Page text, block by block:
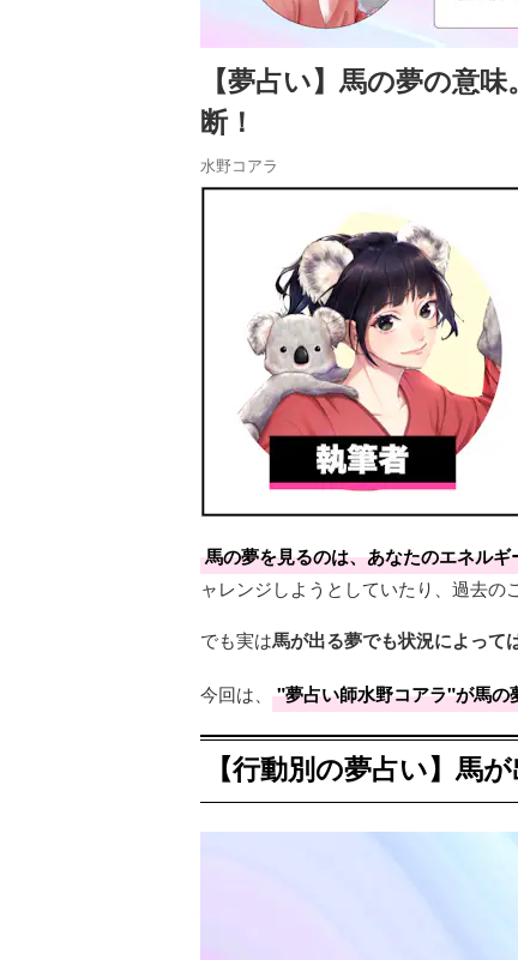
【夢占い】馬の夢の意
断！
水野コアラ
馬の夢を見るのは、あなたのエネル
ャレンジしようとしていたり、過去の
でも実は馬が出る夢でも状況によって
今回は、 "夢占い師水野コアラ"が馬の
【行動別の夢占い】馬